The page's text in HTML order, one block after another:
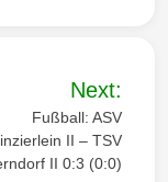
Next:
Fußball: ASV
II – TSV
II 0:3 (0:0)